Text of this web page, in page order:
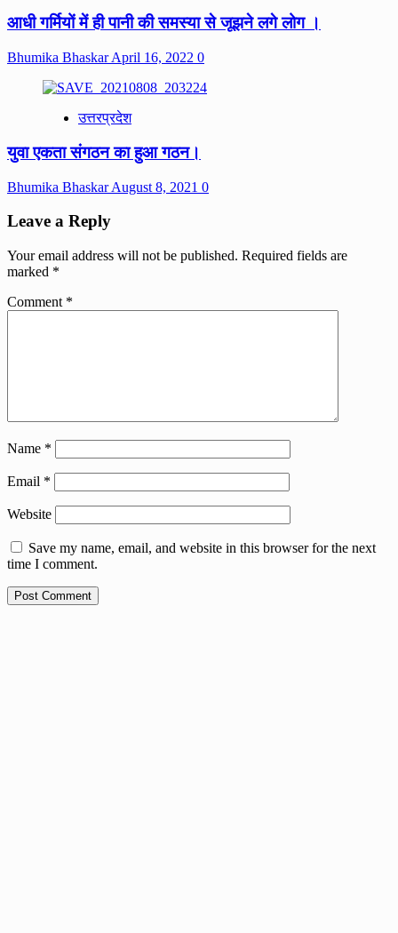
आधी गर्मियों में ही पानी की समस्या से जूझने लगे लोग ।
Bhumika BhaskarApril 16, 2022 0
उत्तरप्रदेश
युवा एकता संगठन का हुआ गठन।
Bhumika BhaskarAugust 8, 2021 0
Leave a Reply
Your email address will not be published. Required fields are
marked *
Comment *
Name *
Email *
Website
Save my name, email, and website in this browser for the next
time I comment.